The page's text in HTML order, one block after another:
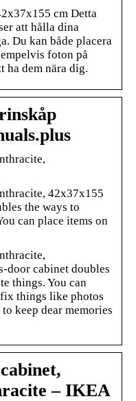
cm Detta
att hålla dina
Du kan både placera
foton på
ha dem nära dig.
42x37x155
the ways to
can place items on
door cabinet doubles
things. You can
things like photos
keep dear memories
– IKEA